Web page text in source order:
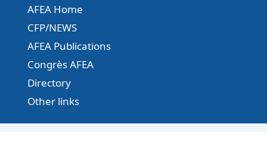
contenu
AFEA Home
CFP/NEWS
AFEA Publications
Congrès AFEA
Directory
Other links